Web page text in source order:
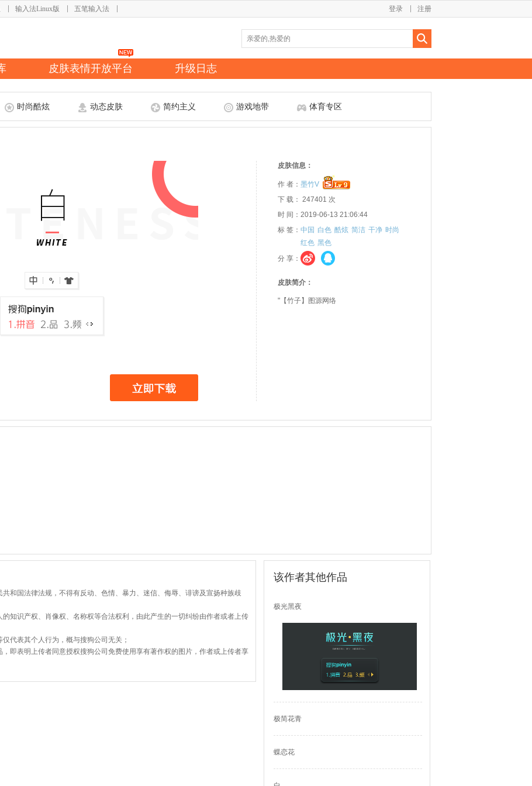
输入法Linux版 五笔输入法 注册
登录
皮肤表情开放平台 升级日志
时尚酷炫 动态皮肤 简约主义 游戏地带 体育专区
皮肤信息：
作 者： 墨竹V
下 载： 247401 次
时 间：2019-06-13 21:06:44
标 签： 中国 白色 酷炫 简洁 干净 时尚
红色 黑色
分 享：
皮肤简介：
"【竹子】图源网络
和国法律法规，不得有反动、色情、暴力、迷信、侮辱、诽谤及宣扬种族歧
知识产权、肖像权、名称权等合法权利，由此产生的一切纠纷由作者或者上传
代表其个人行为，概与搜狗公司无关；
即表明上传者同意授权搜狗公司免费使用享有著作权的图片，作者或上传者享
该作者其他作品
极光黑夜
极简花青
蝶恋花